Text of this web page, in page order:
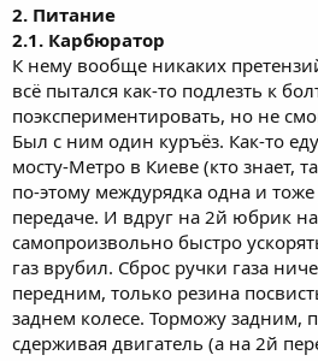
2. Питание
2.1. Карбюратор
К нему вообще никаких
всё пытался как-то подлезть к
поэкспериментировать, но не
Был с ним один куръёз. Как-то
мосту-Метро в Киеве (кто знает,
по-этому междурядка одна и
передаче. И вдруг на 2й юбрик
самопроизвольно быстро
газ врубил. Сброс ручки газа
передним, только резина
заднем колесе. Торможу задним,
сдерживая двигатель (а на 2й